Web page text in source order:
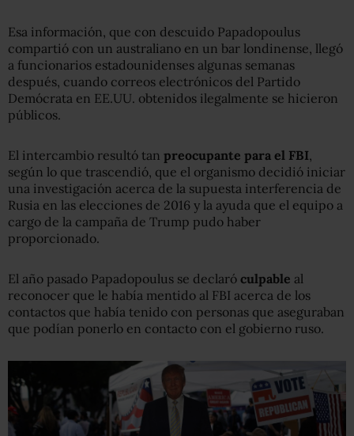
Esa información, que con descuido Papadopoulus
compartió con un australiano en un bar londinense, llegó
a funcionarios estadounidenses algunas semanas
después, cuando correos electrónicos del Partido
Demócrata en EE.UU. obtenidos ilegalmente se hicieron
públicos.
El intercambio resultó tan preocupante para el FBI
según lo que trascendió, que el organismo decidió iniciar
una investigación acerca de la supuesta interferencia de
Rusia en las elecciones de 2016 y la ayuda que el equipo a
cargo de la campaña de Trump pudo haber
proporcionado.
El año pasado Papadopoulus se declaró culpable al
reconocer que le había mentido al FBI acerca de los
contactos que había tenido con personas que aseguraban
que podían ponerlo en contacto con el gobierno ruso.